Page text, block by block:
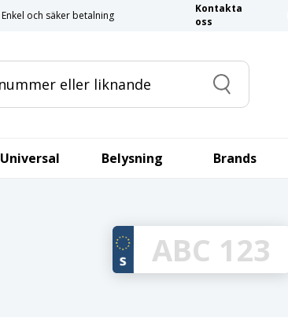
Enkel och säker betalning
Kontakta
oss
Search
Universal Belysning Brands